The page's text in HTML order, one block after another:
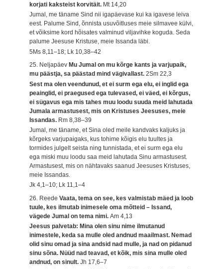
korjati kaksteist korvitäit. Mt 14,20
Jumal, me täname Sind nii igapäevase kui ka igavese leiva
eest. Palume Sind, õnnista usuvõitluses meie silmavee külvi,
et võiksime kord hõisates valminud viljavihke koguda. Seda
palume Jeesuse Kristuse, meie Issanda läbi.
5Ms 8,11–18; Lk 10,38–42
25. Neljapäev Mu Jumal on mu kõrge kants ja varjupaik,
mu päästja, sa päästad mind vägivallast.2Sm 22,3
Sest ma olen veendunud, et ei surm ega elu, ei inglid ega
peainglid, ei praegused ega tulevased, ei väed, ei kõrgus,
ei sügavus ega mis tahes muu loodu suuda meid lahutada
Jumala armastusest, mis on Kristuses Jeesuses, meie
Issandas. Rm 8,38–39
Jumal, me täname, et Sina oled meile kandvaks kaljuks ja
kõrgeks varjupaigaks, kus tohime kõigis elu tuultes ja
tormides julgelt seista ning tunnistada, et ei surm ega elu
ega miski muu loodu saa meid lahutada Sinu armastusest.
Armastusest, mis on nähtavaks saanud Jeesuses Kristuses,
meie Issandas.
Jk 4,1–10; Lk 11,1–4
26. ReedeVaata, tema on see, kes valmistab mäed ja loob
tuule, kes ilmutab inimesele oma mõtteid – Issand,
vägede Jumal on tema nimi.Am 4,13
Jeesus palvetab: Mina olen sinu nime ilmutanud
inimestele, keda sa mulle oled andnud maailmast. Nemad
olid sinu omad ja sina andsid nad mulle, ja nad on pidanud
sinu sõna. Nüüd nad teavad, et kõik, mis sina mulle oled
andnud, on sinult.Jh 17,6–7